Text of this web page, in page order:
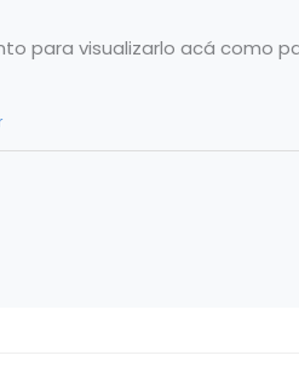
para visualizarlo acá como